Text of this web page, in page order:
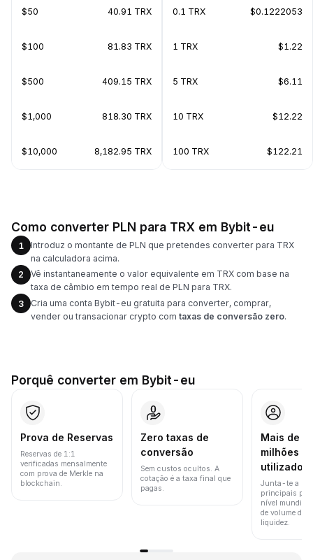
$50 40.91 TRX
$100 81.83 TRX
$500 409.15 TRX
$1,000 818.30 TRX
$10,000 8,182.95 TRX
0.1 TRX $0.1222053
1 TRX $1.22
5 TRX $6.11
10 TRX $12.22
100 TRX $122.21
Como converter PLN para TRX em Bybit-eu
1
Introduz o montante de PLN que pretendes converter para TRX
na calculadora acima.
2
Vê instantaneamente o valor equivalente em TRX com base na
taxa de câmbio em tempo real de PLN para TRX.
3
Cria uma conta Bybit-eu gratuita para converter, comprar,
vender ou transacionar crypto com taxas de conversão zero.
Porquê converter em Bybit-eu
Prova de Reservas
Reservas de 1:1
verificadas mensalmente
com prova de Merkle na
blockchain.
Zero taxas de
conversão
Sem custos ocultos. A
cotação é a taxa final que
pagas.
Mais de
milhões
Junta-te a
principais
nível mundial
de volume de
liquidez.